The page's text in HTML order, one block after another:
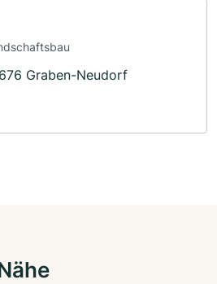
Graben-Neudorf